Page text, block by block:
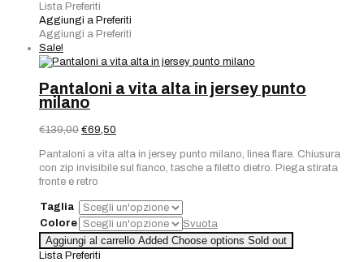
Lista Preferiti
Aggiungi a Preferiti
Aggiungi a Preferiti
Sale!
Pantaloni a vita alta in jersey punto
milano
€139,00 Il
originale
era:
€139,00.
€69,50
attuale
è:
Pantaloni a vita alta in jersey punto milano, linea flare. Chiusura
con zip invisibile sul fianco, tasche a filetto dietro. Piega stirata
fronte e retro
Taglia
Colore
Svuota
Aggiungi al carrello Added Choose options Sold out
Lista Preferiti